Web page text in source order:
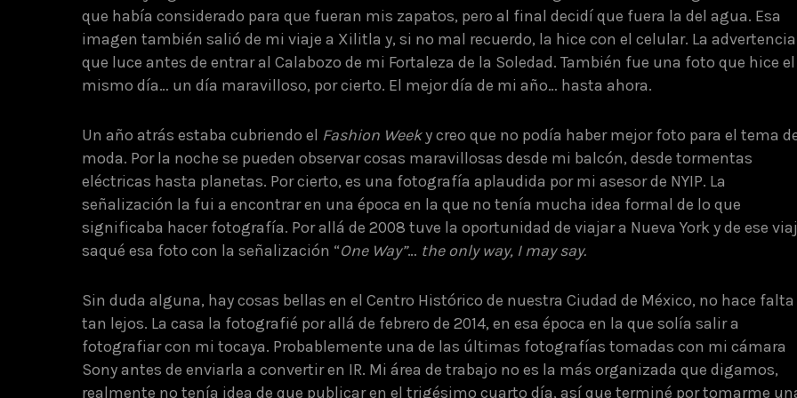
que había considerado para que fueran mis zapatos, pero al final decidí que fuera la del agua. Esa
imagen también salió de mi viaje a Xilitla y, si no mal recuerdo, la hice con el celular. La advertencia
que luce antes de entrar al Calabozo de mi Fortaleza de la Soledad. También fue una foto que hice el
mismo día… un día maravilloso, por cierto. El mejor día de mi año… hasta ahora.
Un año atrás estaba cubriendo el Fashion Weeky creo que no podía haber mejor foto para el tema
moda. Por la noche se pueden observar cosas maravillosas desde mi balcón, desde tormentas
eléctricas hasta planetas. Por cierto, es una fotografía aplaudida por mi asesor de NYIP. La
señalización la fui a encontrar en una época en la que no tenía mucha idea formal de lo que
significaba hacer fotografía. Por allá de 2008 tuve la oportunidad de viajar a Nueva York y de ese
saqué esa foto con la señalización “One Way”… the only way, I may say.
Sin duda alguna, hay cosas bellas en el Centro Histórico de nuestra Ciudad de México, no hace
tan lejos. La casa la fotografié por allá de febrero de 2014, en esa época en la que solía salir a
fotografiar con mi tocaya. Probablemente una de las últimas fotografías tomadas con mi cámara
Sony antes de enviarla a convertir en IR. Mi área de trabajo no es la más organizada que digamos,
realmente no tenía idea de que publicar en el trigésimo cuarto día, así que terminé por tomarme